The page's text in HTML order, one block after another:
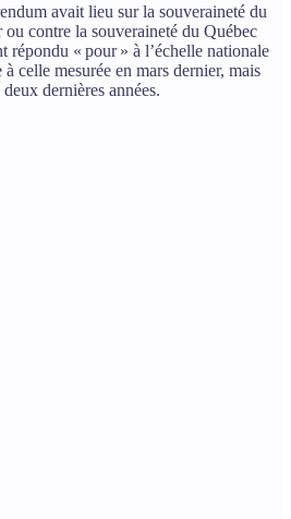
avait lieu sur la souveraineté du
contre la souveraineté du Québec
répondu « pour » à l’échelle nationale
celle mesurée en mars dernier, mais
dernières années.